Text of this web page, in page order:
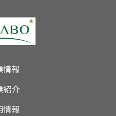
情報
紹介
情報